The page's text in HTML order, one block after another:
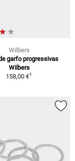
Wilbers
garfo progressivas
Wilbers
158,00 €1